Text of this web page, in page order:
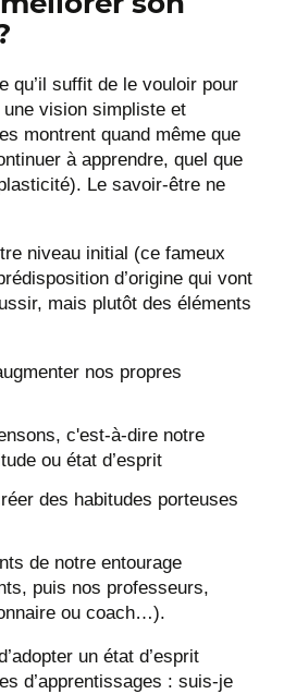
qu’il suffit de le vouloir pour
vision simpliste et
montrent quand même que
à apprendre, quel que
Le savoir-être ne
niveau initial (ce fameux
d’origine qui vont
mais plutôt des éléments
nos propres
c'est-à-dire notre
ou état d’esprit
des habitudes porteuses
de notre entourage
puis nos professeurs,
ou coach…).
un état d’esprit
d’apprentissages : suis-je